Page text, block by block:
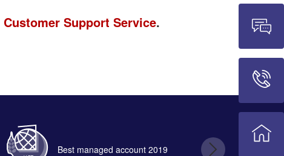
Customer Support Service.
Best managed account 2019